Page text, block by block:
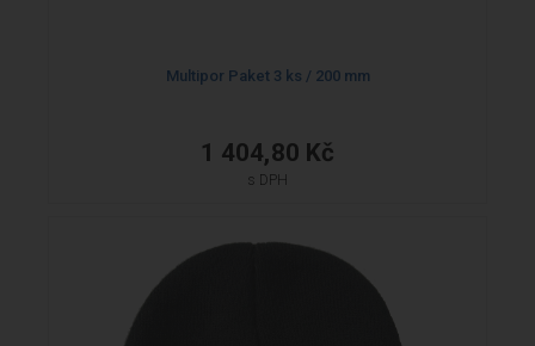
Multipor Paket 3 ks / 200 mm
1 404,80 Kč
s DPH